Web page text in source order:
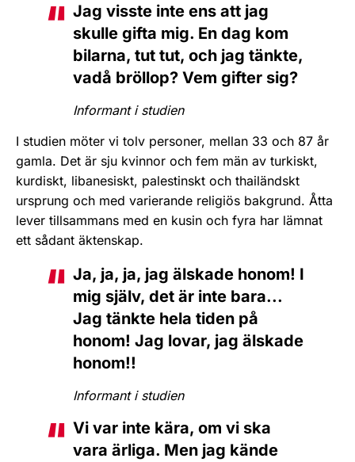
Jag visste inte ens att jag
skulle gifta mig. En dag kom
bilarna, tut tut, och jag tänkte,
vadå bröllop? Vem gifter sig?
Informant i studien
I studien möter vi tolv personer, mellan 33 och 87 år
gamla. Det är sju kvinnor och fem män av turkiskt,
kurdiskt, libanesiskt, palestinskt och thailändskt
ursprung och med varierande religiös bakgrund. Åtta
lever tillsammans med en kusin och fyra har lämnat
ett sådant äktenskap.
Ja, ja, ja, jag älskade honom! I
mig själv, det är inte bara...
Jag tänkte hela tiden på
honom! Jag lovar, jag älskade
honom!!
Informant i studien
Vi var inte kära, om vi ska
vara ärliga. Men jag kände